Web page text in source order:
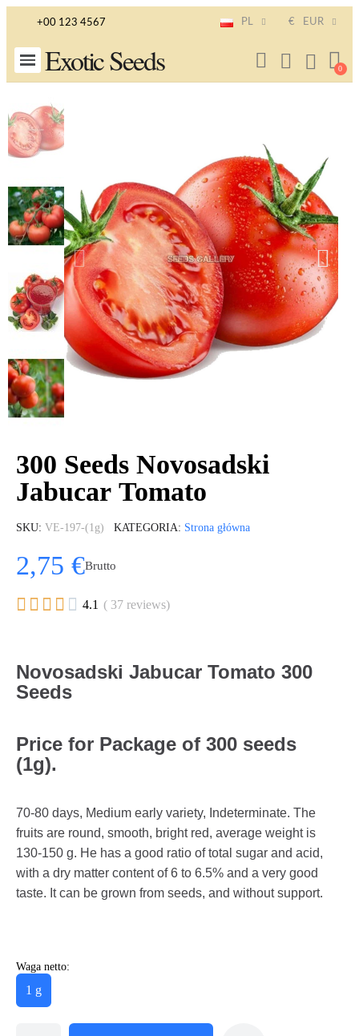
+00 123 4567 PL € EUR
Exotic Seeds
300 Seeds Novosadski
Jabucar Tomato
SKU VE-197-(1g) KATEGORIA Strona główna
2,75 €Brutto
     4.1 ( 37 reviews)
Novosadski Jabucar Tomato 300
Seeds
Price for Package of 300 seeds
(1g).
70-80 days, Medium early variety, Indeterminate. The
fruits are round, smooth, bright red, average weight is
130-150 g. He has a good ratio of total sugar and acid,
with a dry matter content of 6 to 6.5% and a very good
taste. It can be grown from seeds, and without support.
Waga netto:
1 g